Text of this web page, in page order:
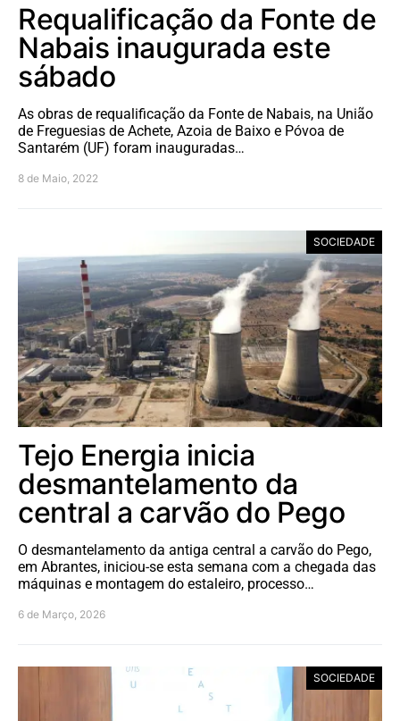
Requalificação da Fonte de
Nabais inaugurada este
sábado
As obras de requalificação da Fonte de Nabais, na União
de Freguesias de Achete, Azoia de Baixo e Póvoa de
Santarém (UF) foram inauguradas…
8 de Maio, 2022
SOCIEDADE
Tejo Energia inicia
desmantelamento da
central a carvão do Pego
O desmantelamento da antiga central a carvão do Pego,
em Abrantes, iniciou-se esta semana com a chegada das
máquinas e montagem do estaleiro, processo…
6 de Março, 2026
SOCIEDADE